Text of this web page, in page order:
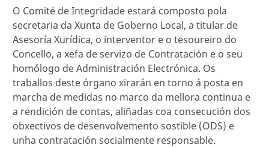
O Comité de Integridade estará composto pola
secretaria da Xunta de Goberno Local, a titular de
Asesoría Xurídica, o interventor e o tesoureiro do
Concello, a xefa de servizo de Contratación e o seu
homólogo de Administración Electrónica. Os
traballos deste órgano xirarán en torno á posta en
marcha de medidas no marco da mellora continua e
a rendición de contas, aliñadas coa consecución dos
obxectivos de desenvolvemento sostible (ODS) e
unha contratación socialmente responsable.